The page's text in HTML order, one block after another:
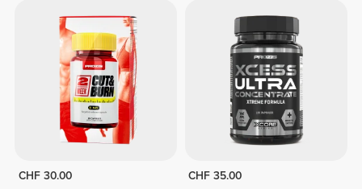
CHF 30.00
CHF 35.00